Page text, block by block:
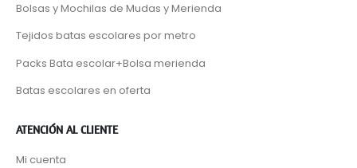
Bolsas y Mochilas de Mudas y Merienda
Tejidos batas escolares por metro
Packs Bata escolar+Bolsa merienda
Batas escolares en oferta
ATENCIÓN AL CLIENTE
Mi cuenta